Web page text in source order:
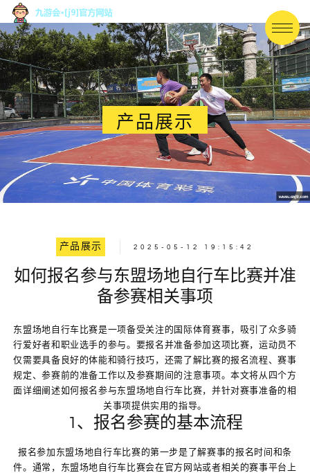
产品展示
产品展示 2025-05-12 19:15:42
如何报名参与东盟场地自行车比赛并准
备参赛相关事项
东盟场地自行车比赛是一项备受关注的国际体育赛事，吸引了众多骑
行爱好者和职业选手的参与。要报名并准备参加这项比赛，运动员不
仅需要具备良好的体能和骑行技巧，还需了解比赛的报名流程、赛事
规定、参赛前的准备工作以及参赛期间的注意事项。本文将从四个方
面详细阐述如何报名参与东盟场地自行车比赛，并针对赛事准备的相
关事项提供实用的指导。
1、报名参赛的基本流程
报名参加东盟场地自行车比赛的第一步是了解赛事的报名时间和条
件。通常，东盟场地自行车比赛会在官方网站或者相关的赛事平台上